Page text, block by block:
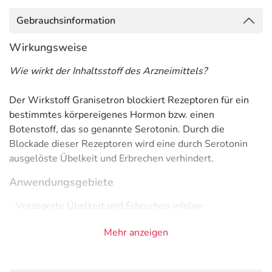
Gebrauchsinformation
Wirkungsweise
Wie wirkt der Inhaltsstoff des Arzneimittels?
Der Wirkstoff Granisetron blockiert Rezeptoren für ein
bestimmtes körpereigenes Hormon bzw. einen
Botenstoff, das so genannte Serotonin. Durch die
Blockade dieser Rezeptoren wird eine durch Serotonin
ausgelöste Übelkeit und Erbrechen verhindert.
Anwendungsgebiete
- Verzögerte Übelkeit und Erbrechen infolge
- Verzögerte Übelkeit und Erbrechen infolge
Mehr anzeigen